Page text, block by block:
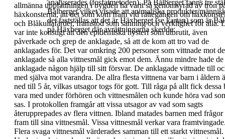
analyserades (fosfatmetoden). På Bålberget fanns tre
Bålberget vilket visade att animaliska produkter/
det fastställas att det är Häxberget (se kartan) som är
på Häxberget där avrättningarna skedde:
allmänna uppfattningen i bygden ha varit sågenomsyrad av tron
häxkonsterna, att det somkom fram vid rättegången om
och Blåkullafärder, framstod som sanning och verklighetför alla.
var inte konstigt att den epidemiska hysteri somutbrutit, även
påverkade och grep de anklagade, så att de kom att tro vad de
anklagades för. Det var omkring 200 personer som vittnade mot de
anklagade så alla vittnesmål gick emot dem. Ännu mindre hade de
anklagade någon hjälp till sitt försvar. De anklagade vittnade till
med själva mot varandra. De allra flesta vittnena varbarn i åldern
ned till 5 år, vilkas utsagor togs för gott. Till råga på allt fick dessa
vara med underförhören och vittnesmålen och kunde höra vad
sas. I protokollen framgår att vissa utsagor av vad som sagts
återupprepades av flera vittnen. Ibland matades barnen med frågor
fram till sina vittnesmål. Vissa vittnesmål verkar vara
Flera svaga vittnesmål värderades samman till ett starkt vittnesmål.